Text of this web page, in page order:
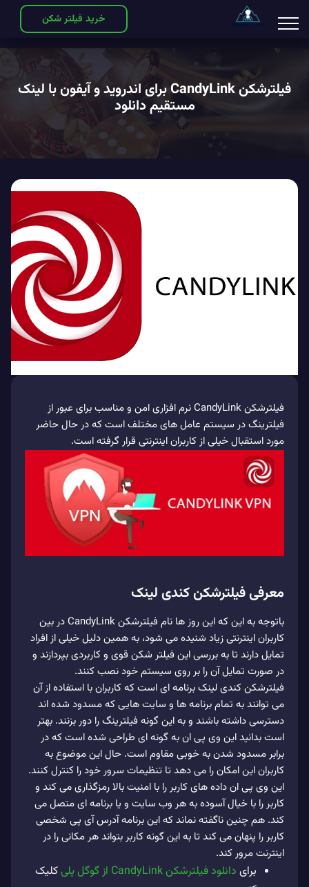
خرید فیلتر شکن
فیلترشکن CandyLink برای اندروید و آیفون با لینک
مستقیم دانلود
فیلترشکن CandyLink نرم افزاری امن و مناسب برای عبور از
فیلترینگ در سیستم‌ عامل‌ های مختلف است که در حال حاضر
مورد استقبال خیلی از کاربران اینترنتی قرار گرفته است.
معرفی فیلترشکن کندی لینک
باتوجه به این که این روز ها نام فیلترشکن CandyLink در بین
کاربران اینترنتی زیاد شنیده می شود، به همین دلیل خیلی از افراد
تمایل دارند تا به بررسی این فیلتر شکن قوی و کاربردی بپردازند و
در صورت تمایل آن را بر روی سیستم خود نصب کنند.
فیلترشکن کندی لینک برنامه ای است که کاربران با استفاده از آن
می توانند به تمام برنامه ها و سایت هایی که مسدود شده اند
دسترسی داشته باشند و به این گونه فیلترینگ را دور بزنند. بهتر
است بدانید این وی پی ان به گونه ای طراحی شده است که در
برابر مسدود شدن به خوبی مقاوم است. حال این موضوع به
کاربران این امکان را می دهد تا تنظیمات سرور خود را کنترل کنند.
این وی پی ان داده‌ های کاربر را با امنیت بالا رمزگذاری می‌ کند و
کاربر را با خیال آسوده به هر وب‌ سایت و یا برنامه ای متصل می‌
کند. هم چنین ناگفته نماند که این برنامه آدرس آی پی شخصی
کاربر را پنهان می کند تا به این گونه کاربر بتواند هر مکانی را در
اینترنت مرور کند.
برای دانلود فیلترشکن CandyLink از گوگل پلی
کلیک